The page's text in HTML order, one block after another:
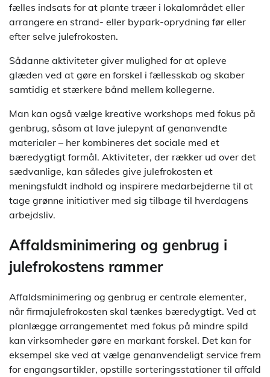
fælles indsats for at plante træer i lokalområdet eller
arrangere en strand- eller bypark-oprydning før eller
efter selve julefrokosten.
Sådanne aktiviteter giver mulighed for at opleve
glæden ved at gøre en forskel i fællesskab og skaber
samtidig et stærkere bånd mellem kollegerne.
Man kan også vælge kreative workshops med fokus på
genbrug, såsom at lave julepynt af genanvendte
materialer – her kombineres det sociale med et
bæredygtigt formål. Aktiviteter, der rækker ud over det
sædvanlige, kan således give julefrokosten et
meningsfuldt indhold og inspirere medarbejderne til at
tage grønne initiativer med sig tilbage til hverdagens
arbejdsliv.
Affaldsminimering og genbrug i
julefrokostens rammer
Affaldsminimering og genbrug er centrale elementer,
når firmajulefrokosten skal tænkes bæredygtigt. Ved at
planlægge arrangementet med fokus på mindre spild
kan virksomheder gøre en markant forskel. Det kan for
eksempel ske ved at vælge genanvendeligt service frem
for engangsartikler, opstille sorteringsstationer til affald